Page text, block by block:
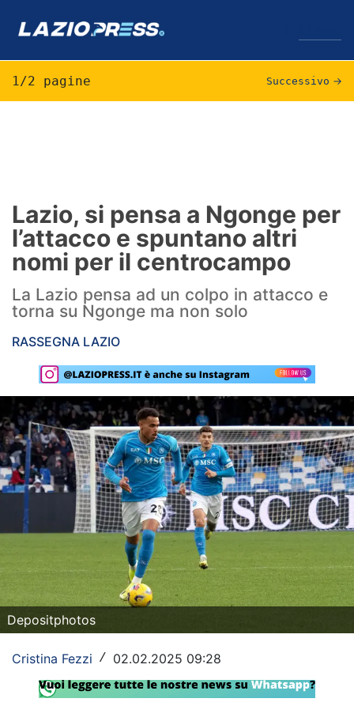
Formello
Infortuni
Primavera
Calciomercato
Lazio Women
Rassegna Lazio
Social
Calcio
Serie A
Champions League
Europa League
Altri Sport
Formula 1
Tennis
Vela
1/2 pagine Successivo →
Lazio, si pensa a Ngonge per
l’attacco e spuntano altri
nomi per il centrocampo
La Lazio pensa ad un colpo in attacco e
torna su Ngonge ma non solo
RASSEGNA LAZIO
Depositphotos
Cristina Fezzi / 02.02.2025 09:28